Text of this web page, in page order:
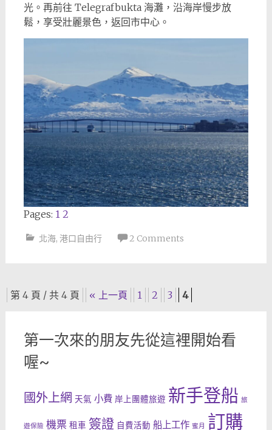
光。再前往 Telegrafbukta 海灘，沿海岸慢步放
鬆，享受壯麗景色，返回市中心。
Pages: 1 2
北海, 港口自由行 2 Comments
Posts
第 4 頁 / 共 4 頁 « 上一頁 1 2 3 4
第一次來的朋友先從這裡開始看
喔~
國外上網 天氣 小費 岸上團體旅遊 新手登船 旅
遊保險 機票 租車 簽證 自費活動 船上工作 蜜月 訂購